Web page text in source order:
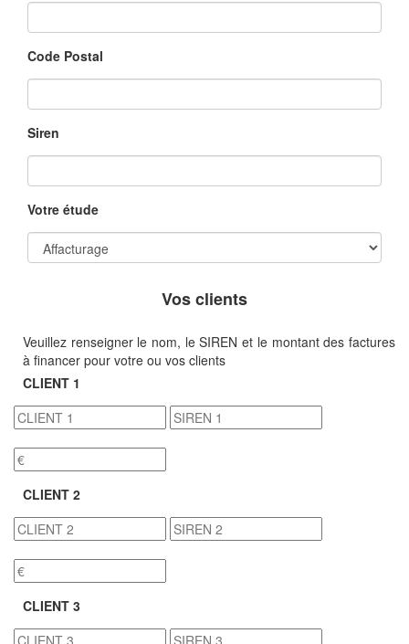
Code Postal
Siren
Votre étude
Vos clients
Veuillez renseigner le nom, le SIREN et le montant des factures
à financer pour votre ou vos clients
CLIENT 1
CLIENT 2
CLIENT 3